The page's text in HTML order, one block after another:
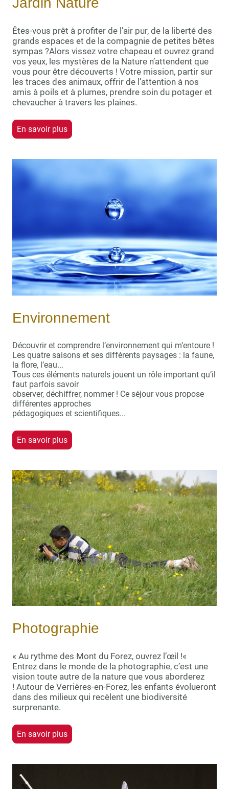
Êtes-vous prêt à profiter de l’air pur, de la liberté des
grands espaces et de la compagnie de petites bêtes
sympas ?Alors vissez votre chapeau et ouvrez grand
vos yeux, les mystères de la Nature n’attendent que
vous pour être découverts ! Votre mission, partir sur
les traces des animaux, offrir de l’attention à nos
amis à poils et à plumes, prendre soin du potager et
chevaucher à travers les plaines.
En savoir plus
Environnement
Découvrir et comprendre l’environnement qui m’entoure !
Les quatre saisons et ses différents paysages : la faune,
la flore, l’eau...
Tous ces éléments naturels jouent un rôle important qu’il
faut parfois savoir
observer, déchiffrer, nommer ! Ce séjour vous propose
différentes approches
pédagogiques et scientifiques...
En savoir plus
Photographie
« Au rythme des Mont du Forez, ouvrez l’œil !«
Entrez dans le monde de la photographie, c’est une
vision toute autre de la nature que vous aborderez
! Autour de Verrières-en-Forez, les enfants évolueront
dans des milieux qui recèlent une biodiversité
surprenante.
En savoir plus